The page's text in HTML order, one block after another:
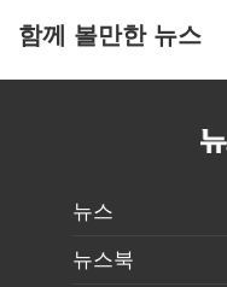
함께 볼만한 뉴스
뉴스
뉴스북